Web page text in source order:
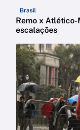
Brasil
Remo x Atlético-
escalações